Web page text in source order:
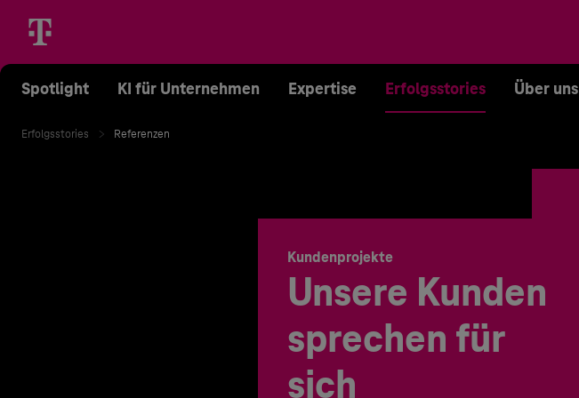
Spotlight KI für Unternehmen Expertise Erfolgsstories Über uns
Erfolgsstories Referenzen
Kundenprojekte
Unsere Kunden
sprechen für
sich